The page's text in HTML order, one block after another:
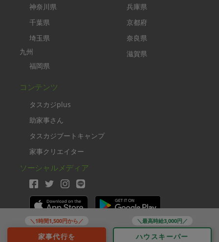
＼1時間1,500円から／
家事代行を
＼最高時給3,000円／
ハウスキーパー
神奈川県
千葉県
埼玉県
九州
福岡県
兵庫県
京都府
奈良県
滋賀県
コンテンツ
タスカジplus
助家事さん
タスカジブートキャンプ
家事クリエイター
ソーシャルメディア